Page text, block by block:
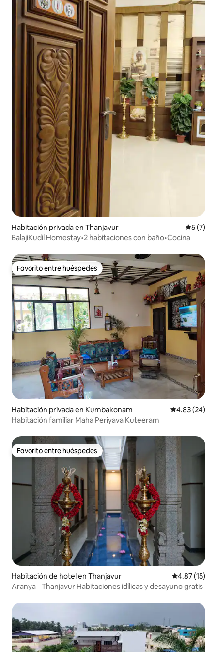
Habitación privada en Thanjavur
5 (7)
BalajiKudil Homestay•2 habitaciones con baño•Cocina
Favorito entre huéspedes
Favorito entre huéspedes
Habitación privada en Kumbakonam Calificación
4.83 (24)
Habitación familiar Maha Periyava Kuteeram
Favorito entre huéspedes
Favorito entre huéspedes
Habitación de hotel en Thanjavur Calificación
4.87 (15)
Aranya - Thanjavur Habitaciones idílicas y desayuno gratis